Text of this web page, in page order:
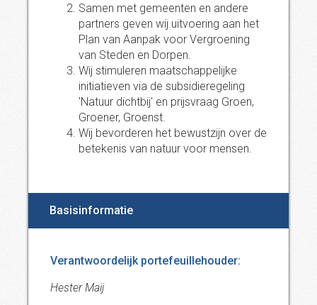
Samen met gemeenten en andere
partners geven wij uitvoering aan het
Plan van Aanpak voor Vergroening
van Steden en Dorpen.
Wij stimuleren maatschappelijke
initiatieven via de subsidieregeling
'Natuur dichtbij' en prijsvraag Groen,
Groener, Groenst.
Wij bevorderen het bewustzijn over de
betekenis van natuur voor mensen.
Basisinformatie
Verantwoordelijk portefeuillehouder:
Hester Maij